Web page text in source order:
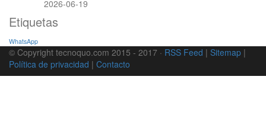
2026-06-19
Etiquetas
WhatsApp
© Copyright tecnoquo.com 2015 - 2017 · RSS Feed | Sitemap |
Política de privacidad | Contacto